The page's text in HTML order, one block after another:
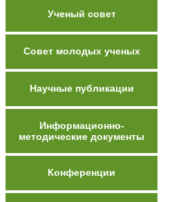
Ученый совет
Совет молодых ученых
Научные публикации
Информационно-
методические документы
Конференции